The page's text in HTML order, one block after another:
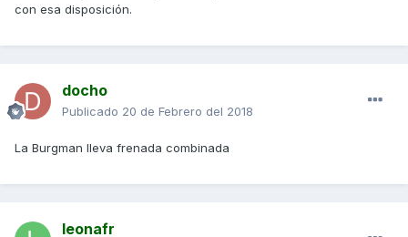
con esa disposición.
docho
Publicado 20 de Febrero del 2018
La Burgman lleva frenada combinada
leonafr